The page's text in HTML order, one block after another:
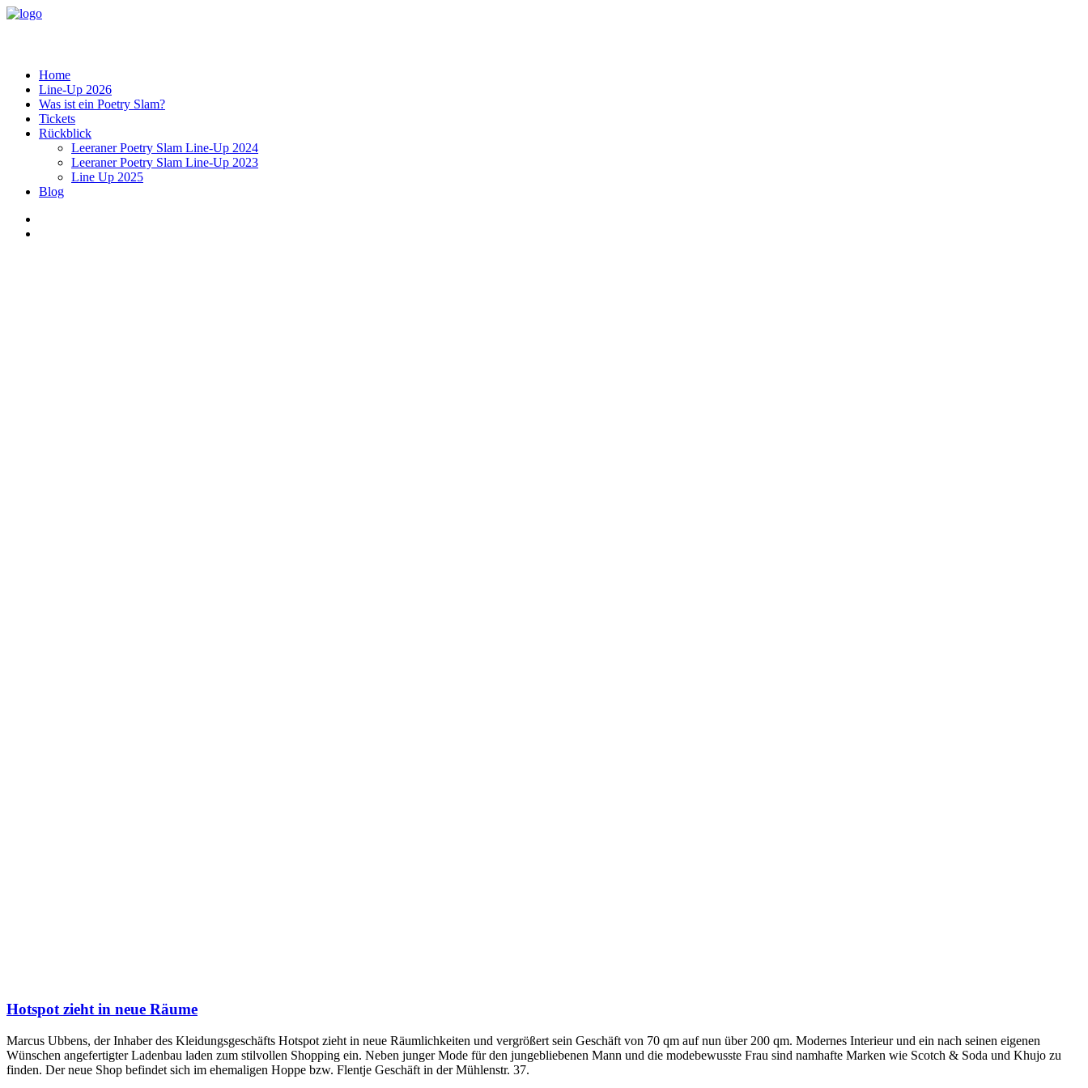
Home
Line-Up 2026
Was ist ein Poetry Slam?
Tickets
Rückblick
Leeraner Poetry Slam Line-Up 2024
Leeraner Poetry Slam Line-Up 2023
Line Up 2025
Blog
Hotspot zieht in neue Räume
Marcus Ubbens, der Inhaber des Kleidungsgeschäfts Hotspot zieht in neue Räumlichkeiten und vergrößert sein Geschäft von 70 qm auf nun über 200 qm. Modernes Interieur und ein nach seinen eigenen
Wünschen angefertigter Ladenbau laden zum stilvollen Shopping ein. Neben junger Mode für den jungebliebenen Mann und die modebewusste Frau sind namhafte Marken wie Scotch & Soda und Khujo zu
finden. Der neue Shop befindet sich im ehemaligen Hoppe bzw. Flentje Geschäft in der Mühlenstr. 37.